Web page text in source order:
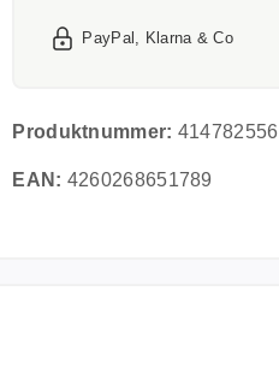
PayPal, Klarna & Co
Produktnummer: 414782556
EAN: 4260268651789